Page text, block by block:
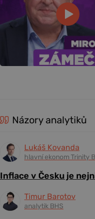
Názory analytiků
Lukáš Kovanda
hlavní ekonom Trinity
Inflace v Česku je
Timur Barotov
analytik BHS